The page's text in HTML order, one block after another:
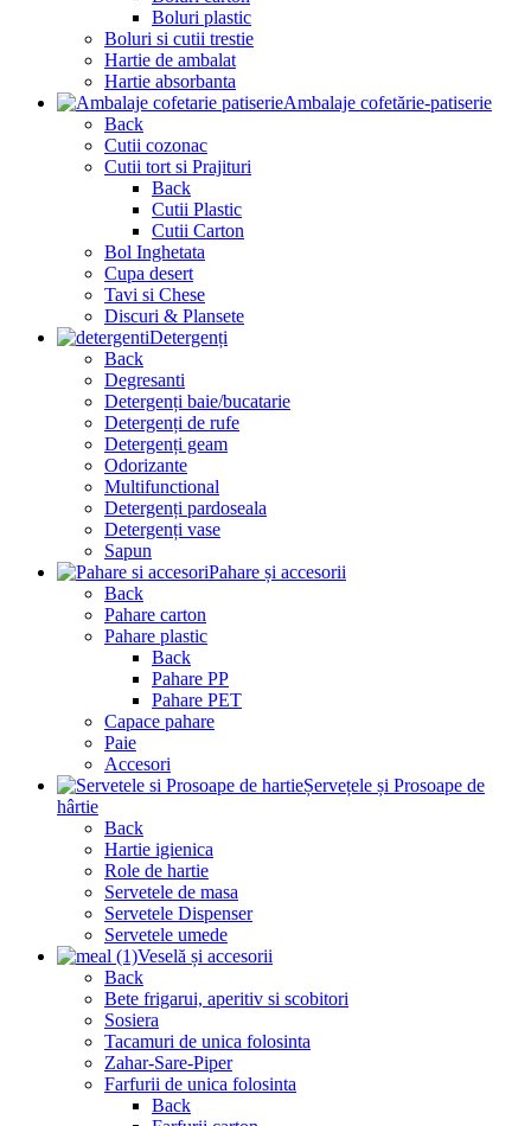
Boluri plastic
Boluri si cutii trestie
Hartie de ambalat
Hartie absorbanta
Ambalaje cofetărie-patiserie
Back
Cutii cozonac
Cutii tort si Prajituri
Back
Cutii Plastic
Cutii Carton
Bol Inghetata
Cupa desert
Tavi si Chese
Discuri & Plansete
Detergenți
Back
Degresanti
Detergenți baie/bucatarie
Detergenți de rufe
Detergenți geam
Odorizante
Multifunctional
Detergenți pardoseala
Detergenți vase
Sapun
Pahare și accesorii
Back
Pahare carton
Pahare plastic
Back
Pahare PP
Pahare PET
Capace pahare
Paie
Accesori
Șervețele și Prosoape de
hârtie
Back
Hartie igienica
Role de hartie
Servetele de masa
Servetele Dispenser
Servetele umede
Veselă și accesorii
Back
Bete frigarui, aperitiv si scobitori
Sosiera
Tacamuri de unica folosinta
Zahar-Sare-Piper
Farfurii de unica folosinta
Back